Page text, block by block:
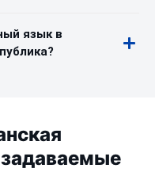
язык в